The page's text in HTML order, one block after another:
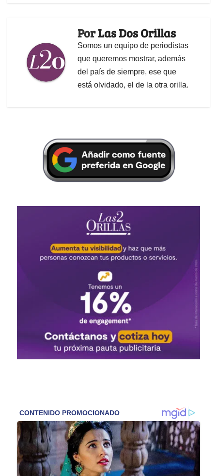
PorLas Dos Orillas
Somos un equipo de periodistas
que queremos mostrar, además
del país de siempre, ese que
está olvidado, el de la otra orilla.